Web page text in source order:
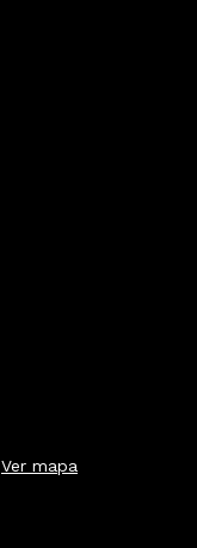
Ver mapa